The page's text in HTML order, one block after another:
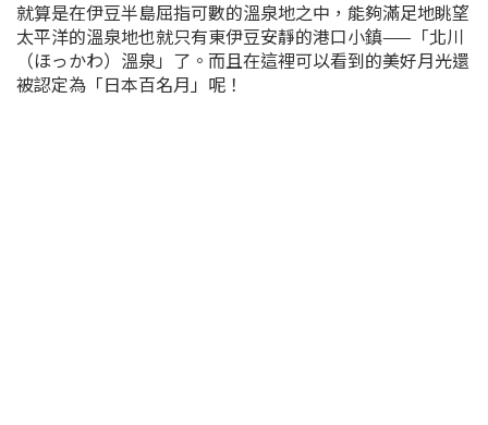
就算是在伊豆半島屈指可數的溫泉地之中，能夠滿足地眺望
太平洋的溫泉地也就只有東伊豆安靜的港口小鎮——「北川
（ほっかわ）溫泉」了。而且在這裡可以看到的美好月光還
被認定為「日本百名月」呢！